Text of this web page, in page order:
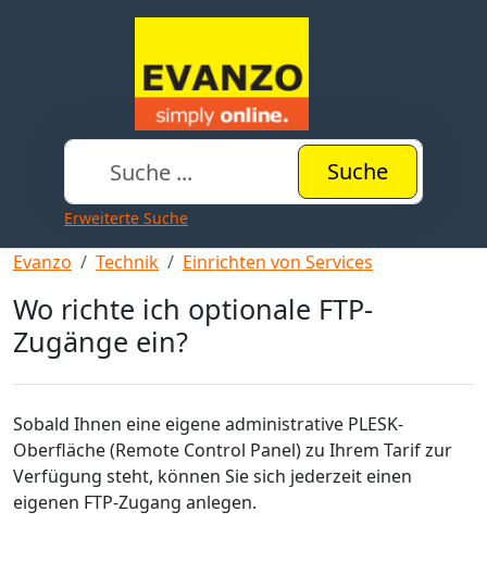
Suche
Erweiterte Suche
Evanzo Technik Einrichten von Services
Wo richte ich optionale FTP-
Zugänge ein?
Sobald Ihnen eine eigene administrative PLESK-
Oberfläche (Remote Control Panel) zu Ihrem Tarif zur
Verfügung steht, können Sie sich jederzeit einen
eigenen FTP-Zugang anlegen.